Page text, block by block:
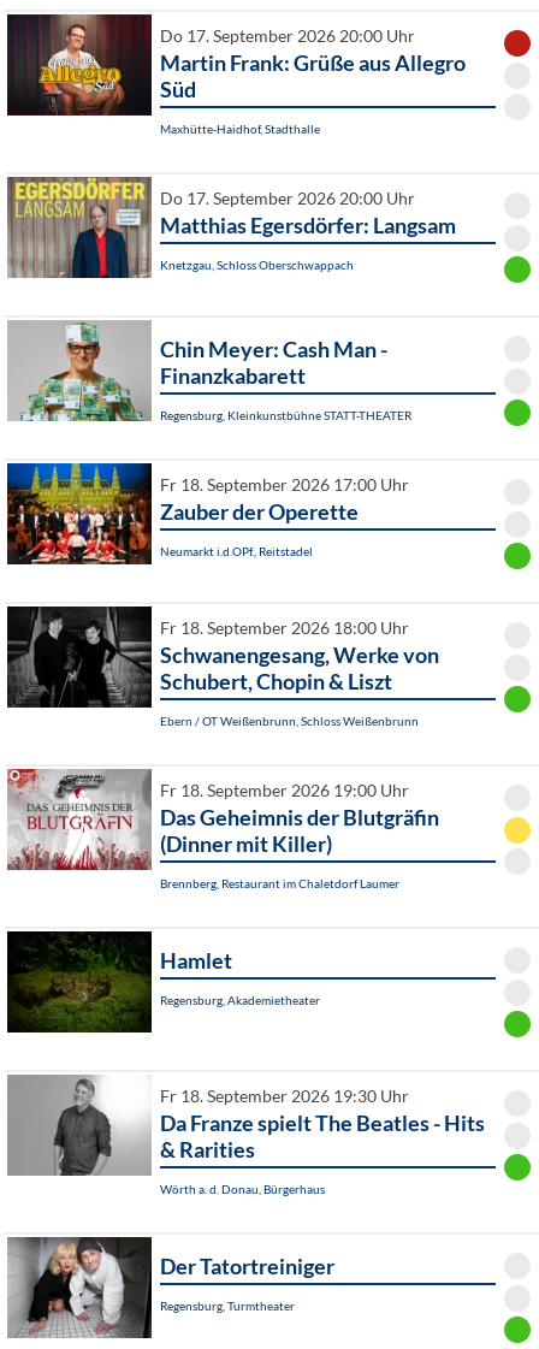
Do 17. September 2026 20:00 Uhr
Martin Frank: Grüße aus Allegro
Süd
Maxhütte-Haidhof, Stadthalle
Do 17. September 2026 20:00 Uhr
Matthias Egersdörfer: Langsam
Knetzgau, Schloss Oberschwappach
Chin Meyer: Cash Man -
Finanzkabarett
Regensburg, Kleinkunstbühne STATT-THEATER
Fr 18. September 2026 17:00 Uhr
Zauber der Operette
Neumarkt i.d.OPf., Reitstadel
Fr 18. September 2026 18:00 Uhr
Schwanengesang, Werke von
Schubert, Chopin & Liszt
Ebern / OT Weißenbrunn, Schloss Weißenbrunn
Fr 18. September 2026 19:00 Uhr
Das Geheimnis der Blutgräfin
(Dinner mit Killer)
Brennberg, Restaurant im Chaletdorf Laumer
Hamlet
Regensburg, Akademietheater
Fr 18. September 2026 19:30 Uhr
Da Franze spielt The Beatles - Hits
& Rarities
Wörth a. d. Donau, Bürgerhaus
Der Tatortreiniger
Regensburg, Turmtheater